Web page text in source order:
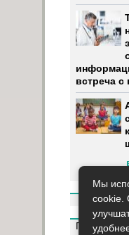
встреча с
Пользуясь
Мы
cookie.